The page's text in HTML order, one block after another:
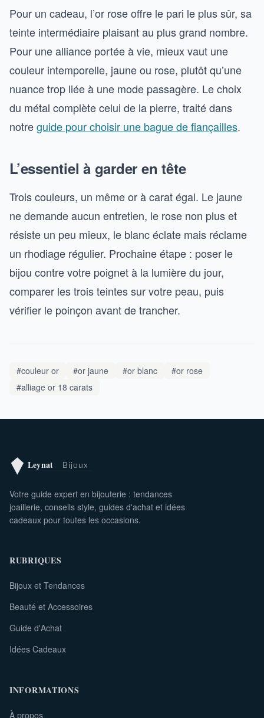
Pour un cadeau, l’or rose offre le pari le plus sûr, sa
teinte intermédiaire plaisant au plus grand nombre.
Pour une alliance portée à vie, mieux vaut une
couleur intemporelle, jaune ou rose, plutôt qu’une
nuance trop liée à une mode passagère. Le choix
du métal complète celui de la pierre, traité dans
notreguide pour choisir une bague de fiançailles.
L’essentiel à garder en tête
Trois couleurs, un même or à carat égal. Le jaune
ne demande aucun entretien, le rose non plus et
résiste un peu mieux, le blanc éclate mais réclame
un rhodiage régulier. Prochaine étape : poser le
bijou contre votre poignet à la lumière du jour,
comparer les trois teintes sur votre peau, puis
vérifier le poinçon avant de trancher.
#couleur or #or jaune #or blanc
#or rose
#alliage or 18 carats
Votre guide expert en bijouterie : tendances
joaillerie, conseils style, guides d'achat et idées
cadeaux pour toutes les occasions.
RUBRIQUES
Bijoux et Tendances
Beauté et Accessoires
Guide d'Achat
Idées Cadeaux
INFORMATIONS
À propos